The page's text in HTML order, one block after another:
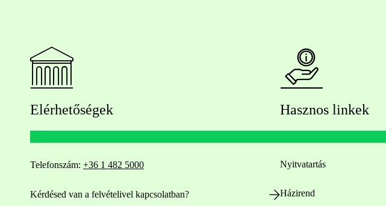
Elérhetőségek
Telefonszám: +36 1 482 5000
Kérdésed van a felvételivel kapcsolatban?
Hasznos linkek
Nyitvatartás
Házirend